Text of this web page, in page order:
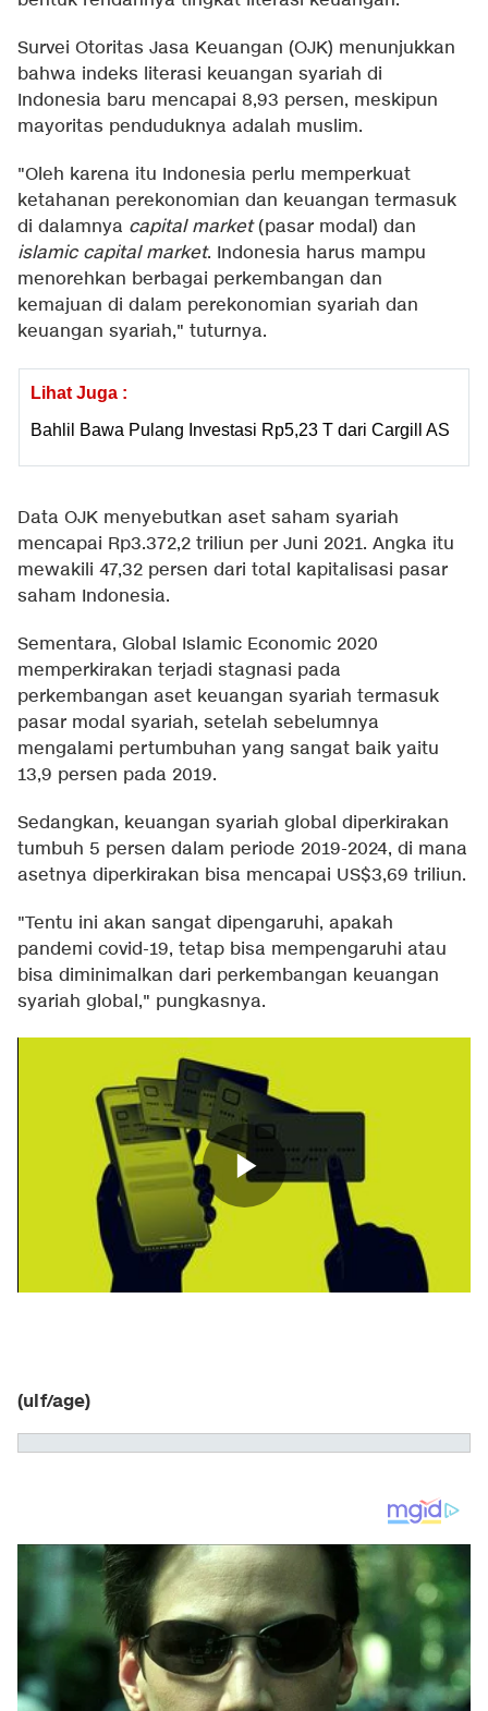
Survei Otoritas Jasa Keuangan (OJK) menunjukkan
bahwa indeks literasi keuangan syariah di
Indonesia baru mencapai 8,93 persen, meskipun
mayoritas penduduknya adalah muslim.
"Oleh karena itu Indonesia perlu memperkuat
ketahanan perekonomian dan keuangan termasuk
di dalamnya capital market(pasar modal) dan
islamic capital market. Indonesia harus mampu
menorehkan berbagai perkembangan dan
kemajuan di dalam perekonomian syariah dan
keuangan syariah," tuturnya.
Lihat Juga :
Bahlil Bawa Pulang Investasi Rp5,23 T dari Cargill AS
Data OJK menyebutkan aset saham syariah
mencapai Rp3.372,2 triliun per Juni 2021. Angka itu
mewakili 47,32 persen dari total kapitalisasi pasar
saham Indonesia.
Sementara, Global Islamic Economic 2020
memperkirakan terjadi stagnasi pada
perkembangan aset keuangan syariah termasuk
pasar modal syariah, setelah sebelumnya
mengalami pertumbuhan yang sangat baik yaitu
13,9 persen pada 2019.
Sedangkan, keuangan syariah global diperkirakan
tumbuh 5 persen dalam periode 2019-2024, di mana
asetnya diperkirakan bisa mencapai US$3,69 triliun.
"Tentu ini akan sangat dipengaruhi, apakah
pandemi covid-19, tetap bisa mempengaruhi atau
bisa diminimalkan dari perkembangan keuangan
syariah global," pungkasnya.
(ulf/age)